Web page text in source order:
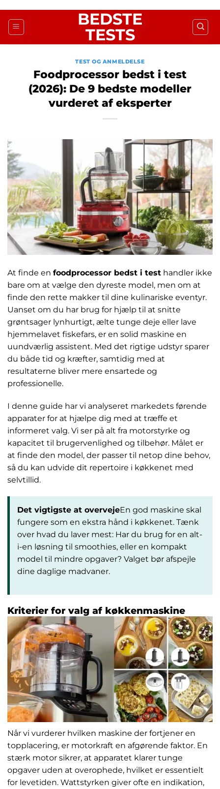
indhold
BEDSTE
TESTS
TEST OG ANMELDELSE
Foodprocessor bedst i test
(2026): De 9 bedste modeller
vurderet af eksperter
At finde en foodprocessor bedst i test handler ikke
bare om at vælge den dyreste model, men om at
finde den rette makker til dine kulinariske eventyr.
Uanset om du har brug for hjælp til at snitte
grøntsager lynhurtigt, ælte tunge deje eller lave
hjemmelavet fiskefars, er en solid maskine en
uundværlig assistent. Med det rigtige udstyr sparer
du både tid og kræfter, samtidig med at
resultaterne bliver mere ensartede og
professionelle.
I denne guide har vi analyseret markedets førende
apparater for at hjælpe dig med at træffe et
informeret valg. Vi ser på alt fra motorstyrke og
kapacitet til brugervenlighed og tilbehør. Målet er
at finde den model, der passer til netop dine behov,
så du kan udvide dit repertoire i køkkenet med
selvtillid.
Det vigtigste at overvejeEn god maskine skal
fungere som en ekstra hånd i køkkenet. Tænk
over hvad du laver mest: Har du brug for en alt-
i-en løsning til smoothies, eller en kompakt
model til mindre opgaver? Valget bør afspejle
dine daglige madvaner.
Kriterier for valg af køkkenmaskine
Når vi vurderer hvilken maskine der fortjener en
topplacering, er motorkraft en afgørende faktor. En
stærk motor sikrer, at apparatet klarer tunge
opgaver uden at overophede, hvilket er essentielt
for levetiden. Wattstyrken giver ofte en indikation,